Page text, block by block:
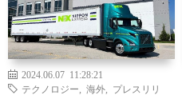
2024.06.07 11:28:21
テクノロジー
海外
プレスリリ